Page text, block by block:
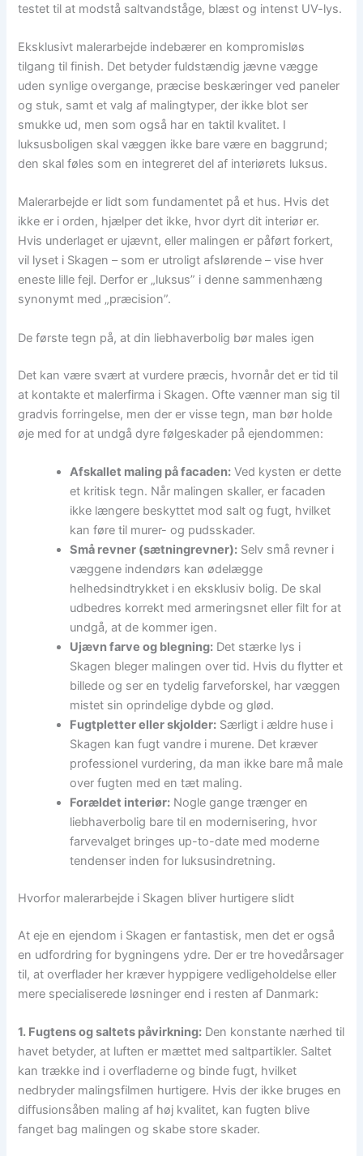
testet til at modstå saltvandståge, blæst og intenst UV-lys.
Eksklusivt malerarbejde indebærer en kompromisløs
tilgang til finish. Det betyder fuldstændig jævne vægge
uden synlige overgange, præcise beskæringer ved paneler
og stuk, samt et valg af malingtyper, der ikke blot ser
smukke ud, men som også har en taktil kvalitet. I
luksusboligen skal væggen ikke bare være en baggrund;
den skal føles som en integreret del af interiørets luksus.
Malerarbejde er lidt som fundamentet på et hus. Hvis det
ikke er i orden, hjælper det ikke, hvor dyrt dit interiør er.
Hvis underlaget er ujævnt, eller malingen er påført forkert,
vil lyset i Skagen – som er utroligt afslørende – vise hver
eneste lille fejl. Derfor er „luksus” i denne sammenhæng
synonymt med „præcision”.
De første tegn på, at din liebhaverbolig bør males igen
Det kan være svært at vurdere præcis, hvornår det er tid til
at kontakte et malerfirma i Skagen. Ofte vænner man sig til
gradvis forringelse, men der er visse tegn, man bør holde
øje med for at undgå dyre følgeskader på ejendommen:
Afskallet maling på facaden: Ved kysten er dette
et kritisk tegn. Når malingen skaller, er facaden
ikke længere beskyttet mod salt og fugt, hvilket
kan føre til murer- og pudsskader.
Små revner (sætningrevner): Selv små revner i
væggene indendørs kan ødelægge
helhedsindtrykket i en eksklusiv bolig. De skal
udbedres korrekt med armeringsnet eller filt for at
undgå, at de kommer igen.
Ujævn farve og blegning: Det stærke lys i
Skagen bleger malingen over tid. Hvis du flytter et
billede og ser en tydelig farveforskel, har væggen
mistet sin oprindelige dybde og glød.
Fugtpletter eller skjolder: Særligt i ældre huse i
Skagen kan fugt vandre i murene. Det kræver
professionel vurdering, da man ikke bare må male
over fugten med en tæt maling.
Forældet interiør: Nogle gange trænger en
liebhaverbolig bare til en modernisering, hvor
farvevalget bringes up-to-date med moderne
tendenser inden for luksusindretning.
Hvorfor malerarbejde i Skagen bliver hurtigere slidt
At eje en ejendom i Skagen er fantastisk, men det er også
en udfordring for bygningens ydre. Der er tre hovedårsager
til, at overflader her kræver hyppigere vedligeholdelse eller
mere specialiserede løsninger end i resten af Danmark:
1. Fugtens og saltets påvirkning: Den konstante nærhed til
havet betyder, at luften er mættet med saltpartikler. Saltet
kan trække ind i overfladerne og binde fugt, hvilket
nedbryder malingsfilmen hurtigere. Hvis der ikke bruges en
diffusionsåben maling af høj kvalitet, kan fugten blive
fanget bag malingen og skabe store skader.